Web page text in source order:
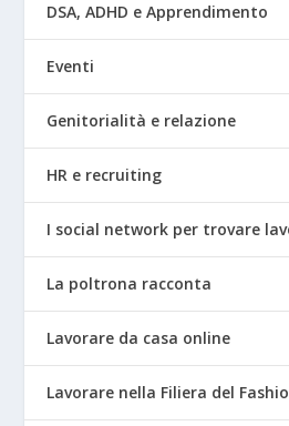
DSA, ADHD e Apprendimento
Eventi
Genitorialità e relazione
HR e recruiting
I social network per trovare
La poltrona racconta
Lavorare da casa online
Lavorare nella Filiera del